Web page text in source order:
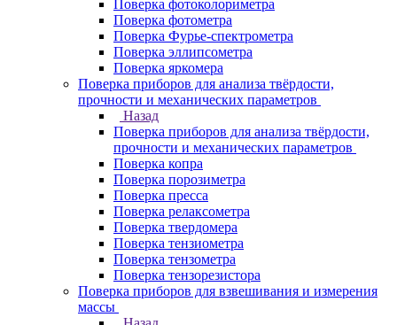
Поверка фотоколориметра
Поверка фотометра
Поверка Фурье-спектрометра
Поверка эллипсометра
Поверка яркомера
Поверка приборов для анализа твёрдости,
прочности и механических параметров
Назад
Поверка приборов для анализа твёрдости,
прочности и механических параметров
Поверка копра
Поверка порозиметра
Поверка пресса
Поверка релаксометра
Поверка твердомера
Поверка тензиометра
Поверка тензометра
Поверка тензорезистора
Поверка приборов для взвешивания и измерения
массы